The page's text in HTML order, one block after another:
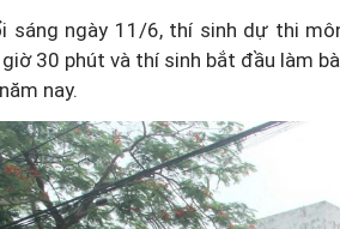
sáng ngày 11/6, thí sinh dự thi
30 phút và thí sinh bắt đầu làm
nay.